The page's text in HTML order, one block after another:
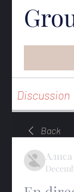
Discussion
Back